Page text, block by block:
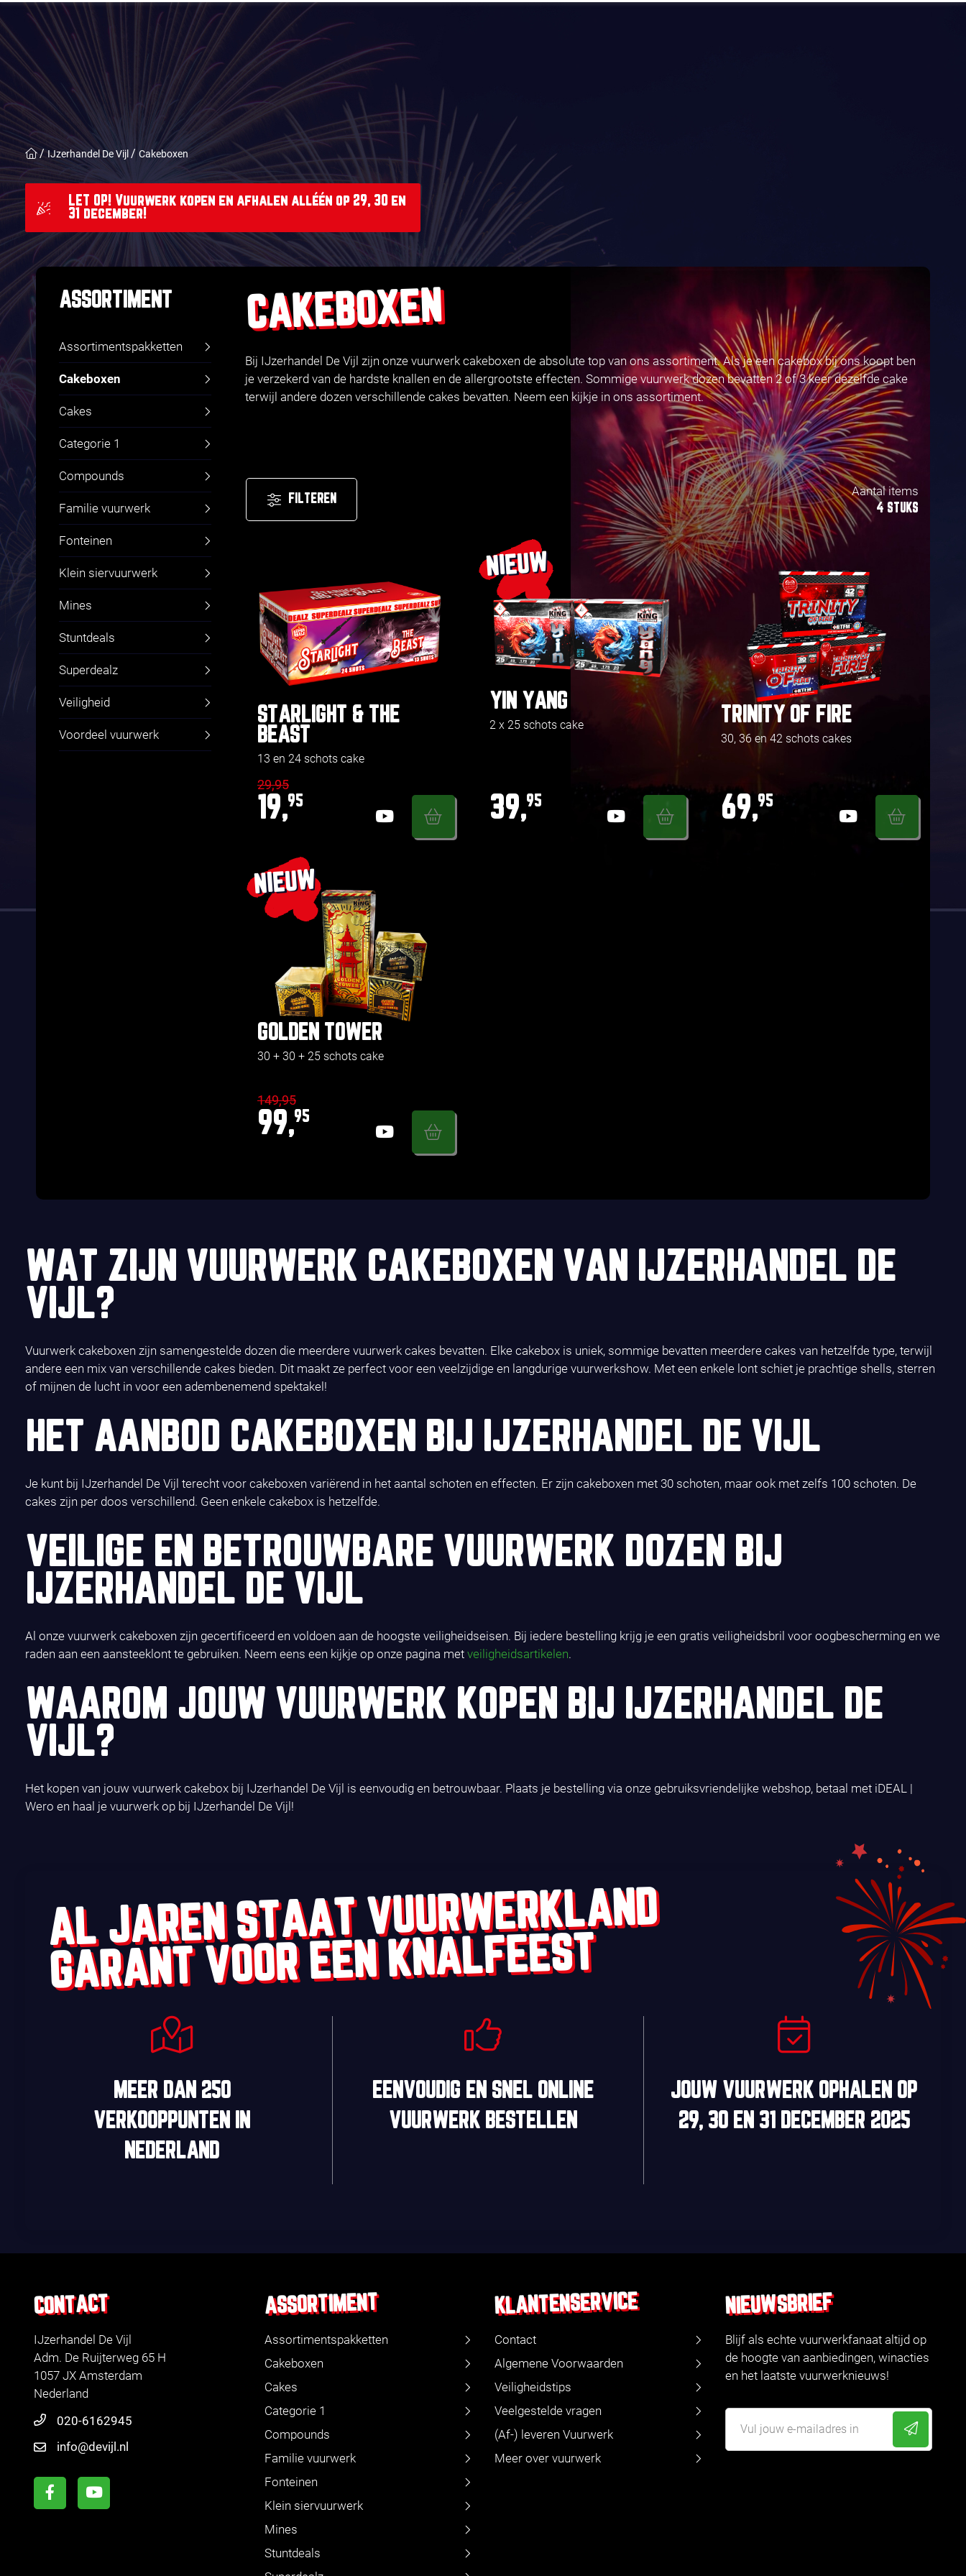
IJzerhandel De Vijl Cakeboxen
LET OP! Vuurwerk kopen en afhalen alléén op 29, 30 en
31 december!
ASSORTIMENT
Assortimentspakketten
Cakeboxen
Cakes
Categorie 1
Compounds
Familie vuurwerk
Fonteinen
Klein siervuurwerk
Mines
Stuntdeals
Superdealz
Veiligheid
Voordeel vuurwerk
CAKEBOXEN
Bij IJzerhandel De Vijl zijn onze vuurwerk cakeboxen de absolute top van ons assortiment. Als je een cakebox bij ons koopt ben
je verzekerd van de hardste knallen en de allergrootste effecten. Sommige vuurwerk dozen bevatten 2 of 3 keer dezelfde cake
terwijl andere dozen verschillende cakes bevatten. Neem een kijkje in ons assortiment.
FILTEREN
Aantal items
4 STUKS
STARLIGHT & THE
BEAST
13 en 24 schots cake
29,95
19,95
NIEUW
YIN YANG
2 x 25 schots cake
39,95
TRINITY OF FIRE
30, 36 en 42 schots cakes
69,95
NIEUW
GOLDEN TOWER
30 + 30 + 25 schots cake
149,95
99,95
WAT ZIJN VUURWERK CAKEBOXEN VAN IJZERHANDEL DE
VIJL?
Vuurwerk cakeboxen zijn samengestelde dozen die meerdere vuurwerk cakes bevatten. Elke cakebox is uniek, sommige bevatten meerdere cakes van hetzelfde type, terwijl
andere een mix van verschillende cakes bieden. Dit maakt ze perfect voor een veelzijdige en langdurige vuurwerkshow. Met een enkele lont schiet je prachtige shells, sterren
of mijnen de lucht in voor een adembenemend spektakel!
HET AANBOD CAKEBOXEN BIJ IJZERHANDEL DE VIJL
Je kunt bij IJzerhandel De Vijl terecht voor cakeboxen variërend in het aantal schoten en effecten. Er zijn cakeboxen met 30 schoten, maar ook met zelfs 100 schoten. De
cakes zijn per doos verschillend. Geen enkele cakebox is hetzelfde.
VEILIGE EN BETROUWBARE VUURWERK DOZEN BIJ
IJZERHANDEL DE VIJL
Al onze vuurwerk cakeboxen zijn gecertificeerd en voldoen aan de hoogste veiligheidseisen. Bij iedere bestelling krijg je een gratis veiligheidsbril voor oogbescherming en we
raden aan een aansteeklont te gebruiken. Neem eens een kijkje op onze pagina met veiligheidsartikelen.
WAAROM JOUW VUURWERK KOPEN BIJ IJZERHANDEL DE
VIJL?
Het kopen van jouw vuurwerk cakebox bij IJzerhandel De Vijl is eenvoudig en betrouwbaar. Plaats je bestelling via onze gebruiksvriendelijke webshop, betaal met iDEAL |
Wero en haal je vuurwerk op bij IJzerhandel De Vijl!
AL JAREN STAAT VUURWERKLAND
GARANT VOOR EEN KNALFEEST
MEER DAN 250
VERKOOPPUNTEN
IN
NEDERLAND
EENVOUDIG EN SNELONLINE
VUURWERK BESTELLEN
JOUW VUURWERK OPHALEN OP
29, 30EN 31 DECEMBER 2025
CONTACT
IJzerhandel De Vijl
Adm. De Ruijterweg 65 H
1057 JX Amsterdam
Nederland
020-6162945
info@devijl.nl
ASSORTIMENT
Assortimentspakketten
Cakeboxen
Cakes
Categorie 1
Compounds
Familie vuurwerk
Fonteinen
Klein siervuurwerk
Mines
Stuntdeals
KLANTENSERVICE
Contact
Algemene Voorwaarden
Veiligheidstips
Veelgestelde vragen
(Af-) leveren Vuurwerk
Meer over vuurwerk
NIEUWSBRIEF
Blijf als echte vuurwerkfanaat altijd op
de hoogte van aanbiedingen, winacties
en het laatste vuurwerknieuws!